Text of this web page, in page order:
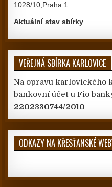
1028/10,Praha 1
Aktuální stav sbírky
VEŘEJNÁ SBÍRKA KARLOVICE
Na opravu karlovického
bankovní účet u Fio
2202330744/2010
ODKAZY NA KŘESŤANSKÉ